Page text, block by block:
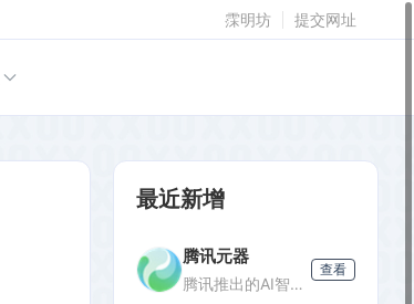
霂明坊 提交网址
最近新增
腾讯元器
腾讯推出的AI智能体创建与分发平台，支持零代码开发专属AI聊天机器人，深度集成腾讯生态能力，可分发至微信等渠道。
查看